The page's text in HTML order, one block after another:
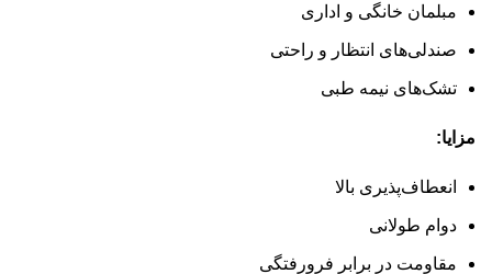
مبلمان خانگی و اداری
صندلی‌های انتظار و راحتی
تشک‌های نیمه طبی
مزایا:
انعطاف‌پذیری بالا
دوام طولانی
مقاومت در برابر فرورفتگی